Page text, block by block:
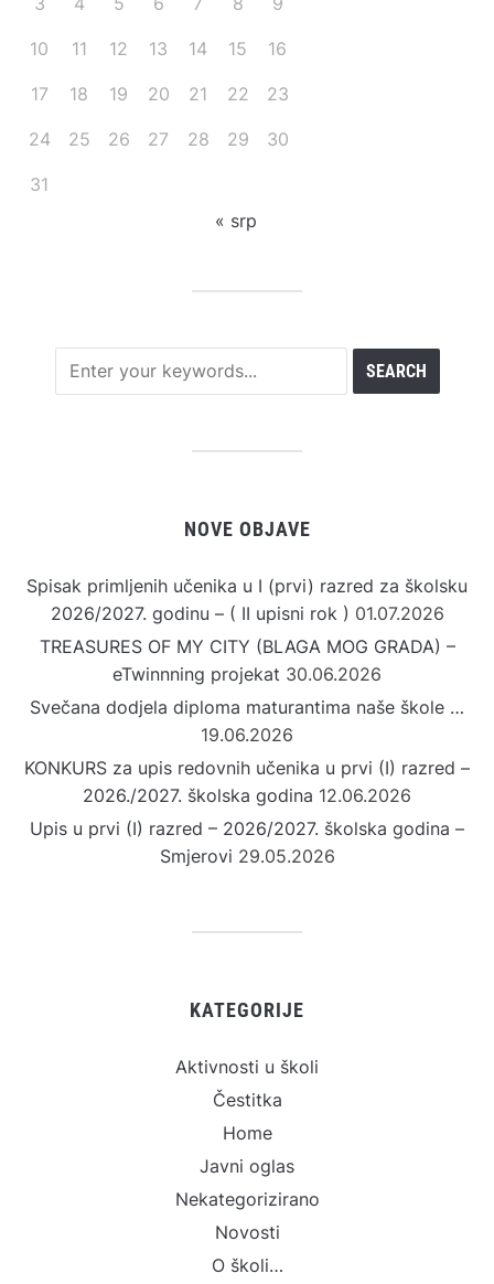
10 11 12 13 14 15 16
17 18 19 20 21 22 23
24 25 26 27 28 29 30
31
« srp
NOVE OBJAVE
Spisak primljenih učenika u I (prvi) razred za školsku
2026/2027. godinu – ( II upisni rok ) 01.07.2026
TREASURES OF MY CITY (BLAGA MOG GRADA) –
eTwinnning projekat 30.06.2026
Svečana dodjela diploma maturantima naše škole …
19.06.2026
KONKURS za upis redovnih učenika u prvi (I) razred –
2026./2027. školska godina 12.06.2026
Upis u prvi (I) razred – 2026/2027. školska godina –
Smjerovi 29.05.2026
KATEGORIJE
Aktivnosti u školi
Čestitka
Home
Javni oglas
Nekategorizirano
Novosti
O školi…